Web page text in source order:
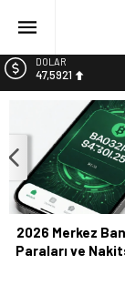
Borsa
Haftanın
Bitcoin
2027
DOLAR
47,5921
54,9747
ALTIN
6.499,25
BİST
13.798,82
2026 Merkez
Paraları ve